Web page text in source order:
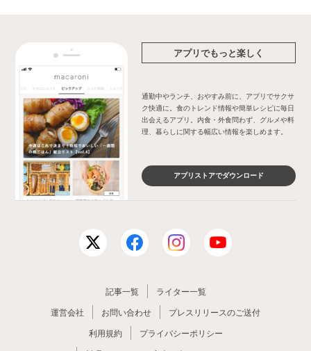
アプリでもっと楽しく
通勤中やランチ、おやすみ前に、アプリでサクサ
ク快適に。食のトレンド情報や簡単レシピに毎日
出会えるアプリ。内食・外食問わず、グルメや料
理、暮らしに関する幅広い情報を楽しめます。
アプリストアでダウンロード
記事一覧
ライター一覧
運営会社
お問い合わせ
プレスリリースのご送付
利用規約
プライバシーポリシー